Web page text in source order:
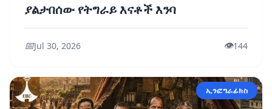
ያልታበሰው የትግራይ እናቶች እንባ
📅Jul 30, 2026 👁️144
ኢንፎግራፊክስ